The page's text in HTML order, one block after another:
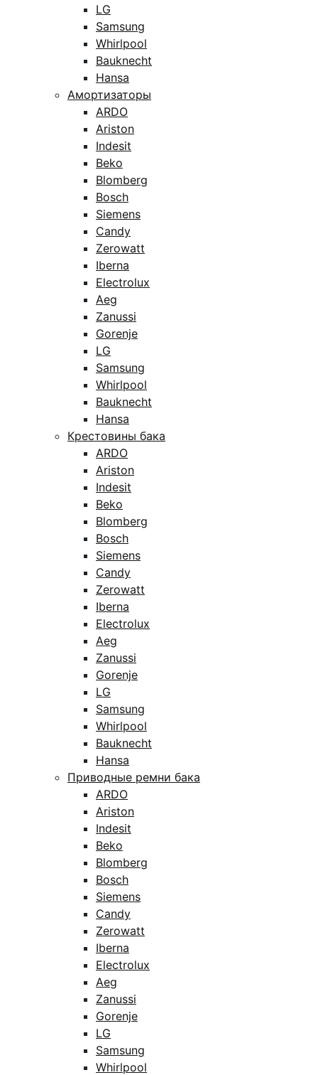
LG
Samsung
Whirlpool
Bauknecht
Hansa
Амортизаторы
ARDO
Ariston
Indesit
Beko
Blomberg
Bosch
Siemens
Candy
Zerowatt
Iberna
Electrolux
Aeg
Zanussi
Gorenje
LG
Samsung
Whirlpool
Bauknecht
Hansa
Крестовины бака
ARDO
Ariston
Indesit
Beko
Blomberg
Bosch
Siemens
Candy
Zerowatt
Iberna
Electrolux
Aeg
Zanussi
Gorenje
LG
Samsung
Whirlpool
Bauknecht
Hansa
Приводные ремни бака
ARDO
Ariston
Indesit
Beko
Blomberg
Bosch
Siemens
Candy
Zerowatt
Iberna
Electrolux
Aeg
Zanussi
Gorenje
LG
Samsung
Whirlpool